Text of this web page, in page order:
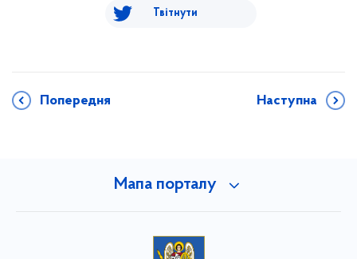
Твітнути
Попередня Наступна
Мапа порталу